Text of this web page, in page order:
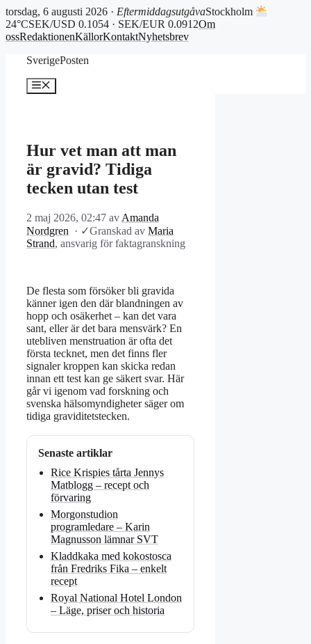
torsdag, 6 augusti 2026 · EftermiddagsutgåvaStockholm
24°CSEK/USD 0.1054 · SEK/EUR 0.0912Om
ossRedaktionenKällorKontaktNyhetsbrev
SverigePosten
Meny
Hur vet man att man
är gravid? Tidiga
tecken utan test
2 maj 2026, 02:47 av Amanda
Nordgren
· ✓Granskad av Maria
Strand, ansvarig för faktagranskning
De flesta som försöker bli gravida
känner igen den där blandningen av
hopp och osäkerhet – kan det vara
sant, eller är det bara mensvärk? En
utebliven menstruation är ofta det
första tecknet, men det finns fler
signaler kroppen kan skicka redan
innan ett test kan ge säkert svar. Här
går vi igenom vad forskning och
svenska hälsomyndigheter säger om
tidiga graviditetstecken.
Senaste artiklar
Rice Krispies tårta Jennys
Matblogg – recept och
förvaring
Morgonstudion
programledare – Karin
Magnusson lämnar SVT
Kladdkaka med kokostosca
från Fredriks Fika – enkelt
recept
Royal National Hotel London
– Läge, priser och historia